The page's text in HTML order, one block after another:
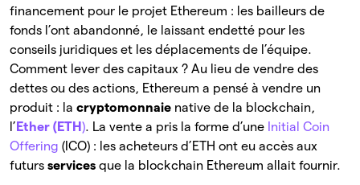
financement pour le projet Ethereum : les bailleurs de
fonds l’ont abandonné, le laissant endetté pour les
conseils juridiques et les déplacements de l’équipe.
Comment lever des capitaux ? Au lieu de vendre des
dettes ou des actions, Ethereum a pensé à vendre un
produit : la cryptomonnaie native de la blockchain,
l’ Ether (ETH ). La vente a pris la forme d’une Initial Coin
Offering (ICO) : les acheteurs d’ETH ont eu accès aux
futurs services que la blockchain Ethereum allait fournir.